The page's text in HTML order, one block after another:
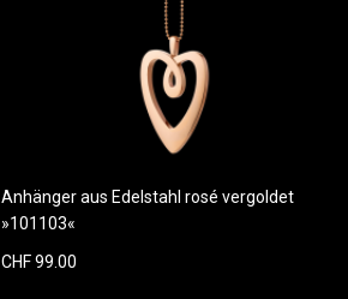
Anhänger aus Edelstahl rosé vergoldet
»101103«
CHF 99.00